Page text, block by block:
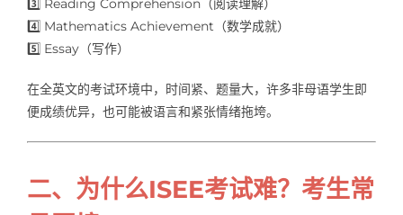
3️⃣ Reading Comprehension（阅读理解）
4️⃣ Mathematics Achievement（数学成就）
5️⃣ Essay（写作）
在全英文的考试环境中，时间紧、题量大，许多非母语学生即
便成绩优异，也可能被语言和紧张情绪拖垮。
二、为什么ISEE考试难？考生常